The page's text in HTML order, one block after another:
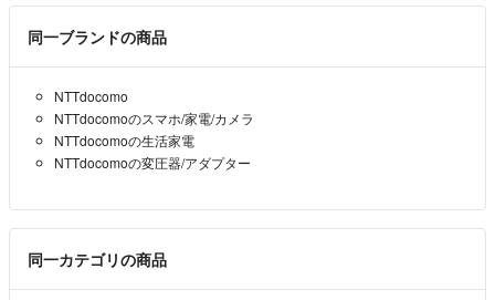
初めまして。
コメント失礼致します。
3個全ておまとめ購入ですと、おくらでお譲り頂けますでしょうか？
HAZU⋆͛♡⋆͛- 2年以上前
同一ブランドの商品
NTTdocomo
NTTdocomoのスマホ/家電/カメラ
NTTdocomoの生活家電
NTTdocomoの変圧器/アダプター
同一カテゴリの商品